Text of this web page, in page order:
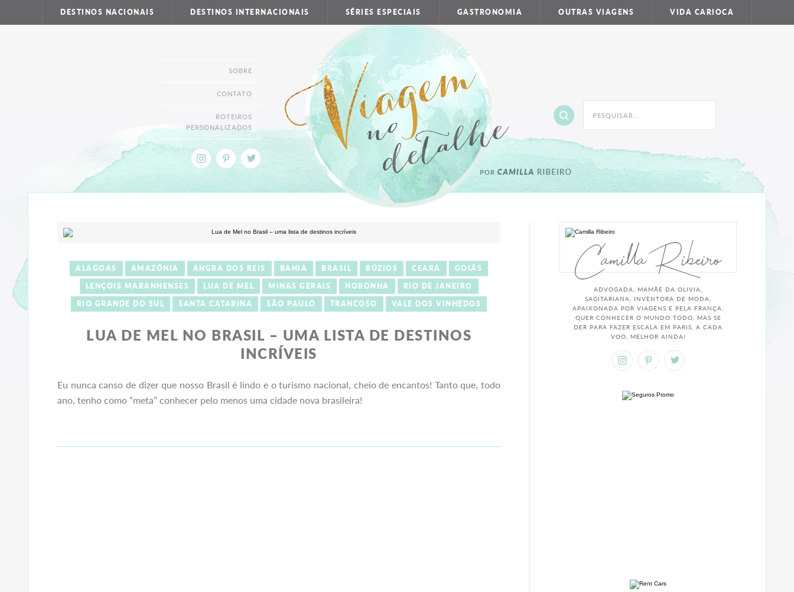
DESTINOS NACIONAIS DESTINOS INTERNACIONAIS SÉRIES ESPECIAIS GASTRONOMIA OUTRAS VIAGENS VIDA CARIOCA
SOBRE
CONTATO
ROTEIROS
PERSONALIZADOS
ALAGOAS AMAZÔNIA ANGRA DOS REIS BAHIA BRASIL BÚZIOS CEARÁ
GOIÁS
LENÇOIS MARANHENSES
LUA DE MEL MINAS GERAIS NORONHA
RIO DE JANEIRO
RIO GRANDE DO SUL
SANTA CATARINA SÃO PAULO TRANCOSO VALE DOS VINHEDOS
LUA DE MEL NO BRASIL – UMA LISTA DE DESTINOS
INCRÍVEIS
Eu nunca canso de dizer que nosso Brasil é lindo e o turismo nacional, cheio de encantos! Tanto que, todo
ano, tenho como “meta” conhecer pelo menos uma cidade nova brasileira!
Camilla Ribeiro
ADVOGADA, MAMÃE DA OLIVIA,
SAGITARIANA, INVENTORA DE MODA,
APAIXONADA POR VIAGENS E PELA FRANÇA.
QUER CONHECER O MUNDO TODO, MAS SE
DER PARA FAZER ESCALA EM PARIS, A CADA
VOO, MELHOR AINDA!